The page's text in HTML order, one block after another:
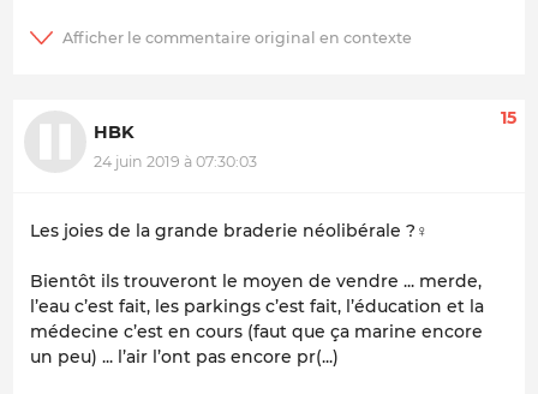
HBK
24 juin 2019 à 07:30:03
15
Les joies de la grande braderie néolibérale ?‍♀️
Bientôt ils trouveront le moyen de vendre ... merde,
l’eau c’est fait, les parkings c’est fait, l’éducation et la
médecine c’est en cours (faut que ça marine encore
un peu) ... l’air l’ont pas encore pr(...)